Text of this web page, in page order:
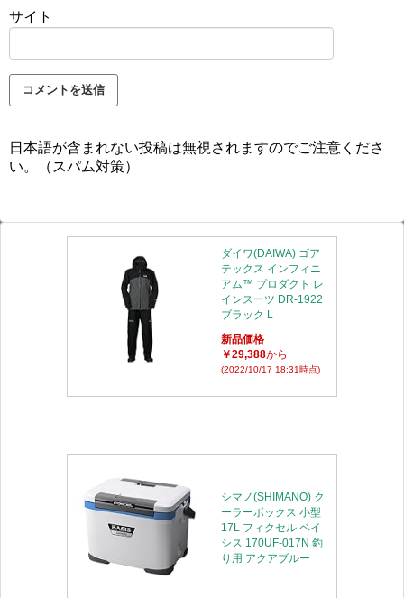
サイト
日本語が含まれない投稿は無視されますのでご注意くださ
い。（スパム対策）
ダイワ(DAIWA) ゴア
テックス インフィニ
アム™ プロダクト レ
インスーツ DR-1922
ブラック L
新品価格
￥29,388から
(2022/10/17 18:31時点)
シマノ(SHIMANO) ク
ーラーボックス 小型
17L フィクセル ベイ
シス 170UF-017N 釣
り用 アクアブルー